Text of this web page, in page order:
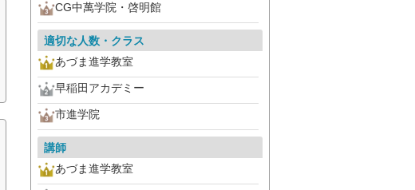
CG中萬学院・啓明館
適切な人数・クラス
あづま進学教室
早稲田アカデミー
市進学院
講師
あづま進学教室